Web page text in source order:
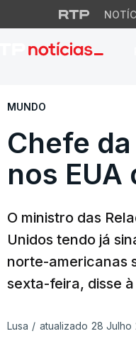
Chefe da
MUNDO
Chefe
nos
O ministro das
Unidos tendo já
norte-americanas
sexta-feira, disse
Lusa / atualizado 28 Julho